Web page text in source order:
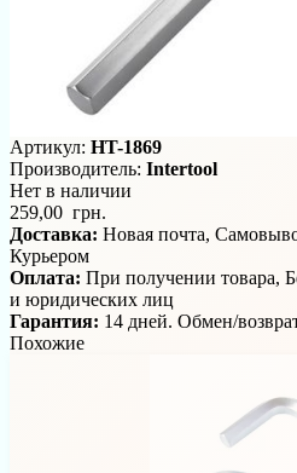
Артикул: HT-1869
Производитель: Intertool
Нет в наличии
259,00 грн.
Доставка: Новая почта,
Курьером
Оплата: При получении товара,
и юридических лиц
Гарантия: 14 дней. Обмен/
Похожие